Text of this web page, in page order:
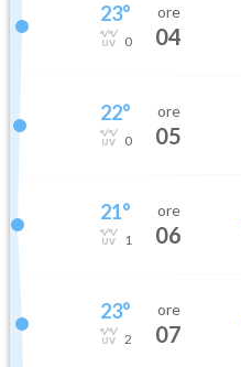
23°
0
ore
04
22°
0
ore
05
21°
1
ore
06
23°
2
ore
07